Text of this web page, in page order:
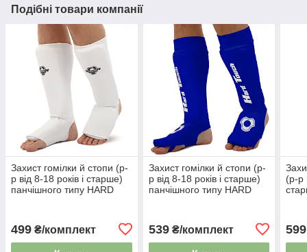
Подібні товари компанії
Захист гомілки й стопи (р-
р від 8-18 років і старше)
панчішного типу HARD
499 ₴/комплект
Захист гомілки й стопи (р-
р від 8-18 років і старше)
панчішного типу HARD
539₴/комплект
(р-р
599